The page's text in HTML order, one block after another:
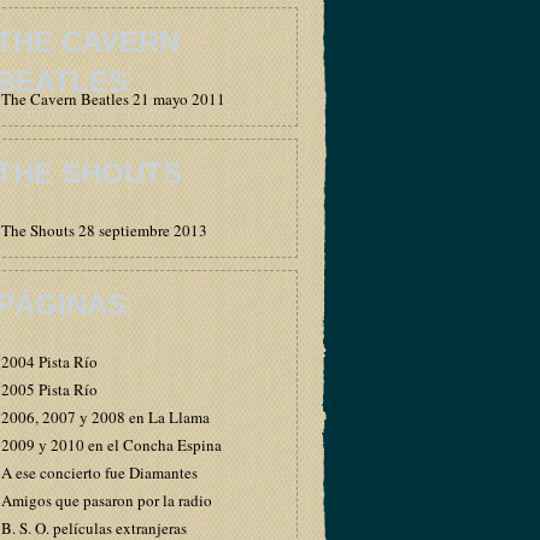
CAVERN
The Cavern Beatles 21 mayo 2011
SHOUTS
The Shouts 28 septiembre 2013
2004 Pista Río
2005 Pista Río
2006, 2007 y 2008 en La Llama
2009 y 2010 en el Concha Espina
A ese concierto fue Diamantes
Amigos que pasaron por la radio
B. S. O. películas extranjeras